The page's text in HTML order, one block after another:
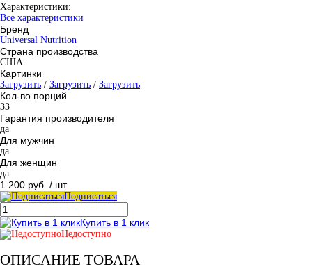
Характеристики:
Все характеристики
Бренд
Universal Nutrition
Страна производства
США
Картинки
Загрузить / Загрузить / Загрузить
Кол-во порций
33
Гарантия производителя
да
Для мужчин
да
Для женщин
да
1 200 руб. / шт
Подписаться
Купить в 1 клик
Недоступно
ОПИСАНИЕ ТОВАРА